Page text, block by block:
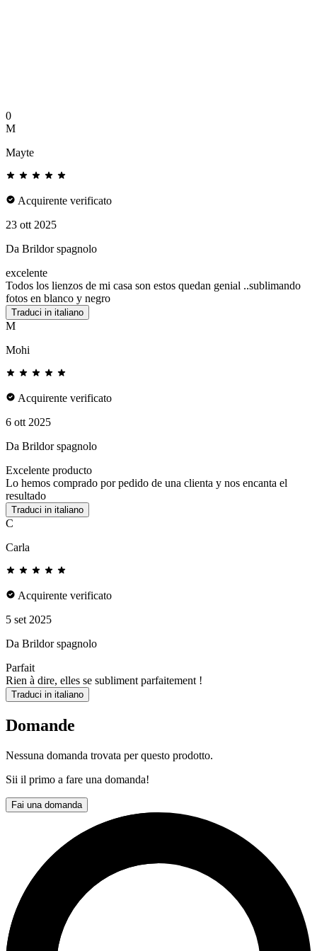
0
M
Mayte
Acquirente verificato
23 ott 2025
Da Brildor spagnolo
excelente
Todos los lienzos de mi casa son estos quedan genial ..sublimando
fotos en blanco y negro
Traduci in italiano
M
Mohi
Acquirente verificato
6 ott 2025
Da Brildor spagnolo
Excelente producto
Lo hemos comprado por pedido de una clienta y nos encanta el
resultado
Traduci in italiano
C
Carla
Acquirente verificato
5 set 2025
Da Brildor spagnolo
Parfait
Rien à dire, elles se subliment parfaitement !
Traduci in italiano
Domande
Nessuna domanda trovata per questo prodotto.
Sii il primo a fare una domanda!
Fai una domanda